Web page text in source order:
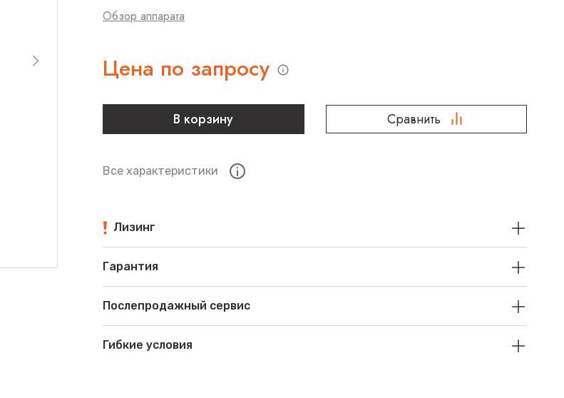
Обзор аппарата
Цена по запросу
В корзину Сравнить
Все характеристики
Лизинг
Гарантия
Послепродажный сервис
Гибкие условия